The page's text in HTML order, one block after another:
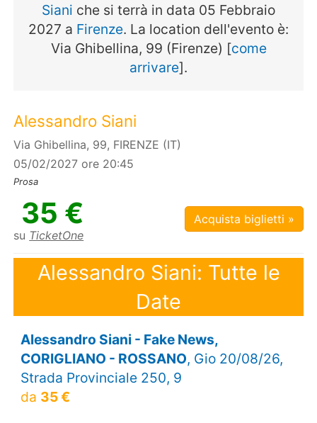
Siani che si terrà in data 05 Febbraio
2027 a Firenze. La location dell'evento è:
Via Ghibellina, 99 (Firenze) [come
arrivare].
Alessandro Siani
Via Ghibellina, 99, FIRENZE (IT)
05/02/2027 ore 20:45
Prosa
35 €
su TicketOne
Acquista biglietti »
Alessandro Siani: Tutte le
Date
Alessandro Siani - Fake News,
CORIGLIANO - ROSSANO, Gio 20/08/26,
Strada Provinciale 250, 9
da 35 €